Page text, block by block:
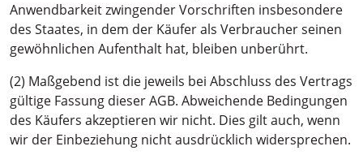
Anwendbarkeit zwingender Vorschriften insbesondere
des Staates, in dem der Käufer als Verbraucher seinen
gewöhnlichen Aufenthalt hat, bleiben unberührt.
(2) Maßgebend ist die jeweils bei Abschluss des Vertrags
gültige Fassung dieser AGB. Abweichende Bedingungen
des Käufers akzeptieren wir nicht. Dies gilt auch, wenn
wir der Einbeziehung nicht ausdrücklich widersprechen.